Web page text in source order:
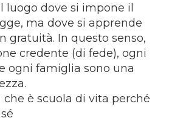
luogo dove si impone il
ma dove si apprende
gratuità. In questo senso,
credente (di fede), ogni
ogni famiglia sono una
è scuola di vita perché